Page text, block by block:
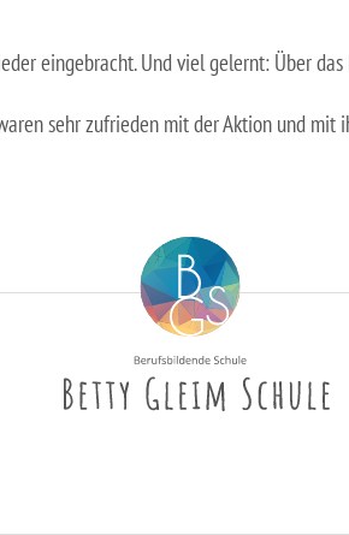
eingebracht. Und viel gelernt: Über
sehr zufrieden mit der Aktion und mit